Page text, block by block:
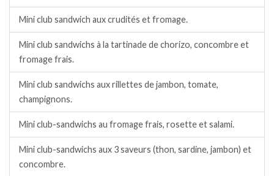
Mini club sandwich aux crudités et fromage.
Mini club sandwichs à la tartinade de chorizo, concombre et
fromage frais.
Mini club sandwichs aux rillettes de jambon, tomate,
champignons.
Mini club-sandwichs au fromage frais, rosette et salami.
Mini club-sandwichs aux 3 saveurs (thon, sardine, jambon) et
concombre.